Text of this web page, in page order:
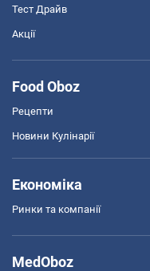
Тест Драйв
Акції
Food Oboz
Рецепти
Новини Кулінарії
Економіка
Ринки та компанії
MedOboz